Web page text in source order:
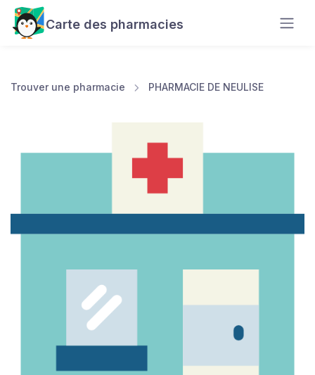
Carte des pharmacies
Trouver une pharmacie PHARMACIE DE NEULISE